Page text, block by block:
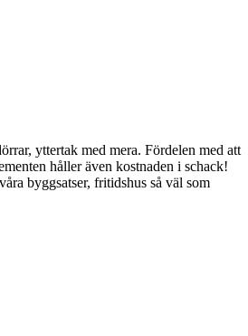
yttertak med mera. Fördelen med att
håller även kostnaden i schack!
byggsatser, fritidshus så väl som